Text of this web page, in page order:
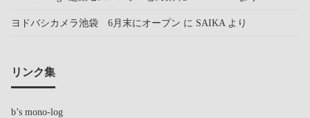
ヨドバシカメラ池袋 6月末にオープン に SAIKA より
リンク集
b’s mono-log